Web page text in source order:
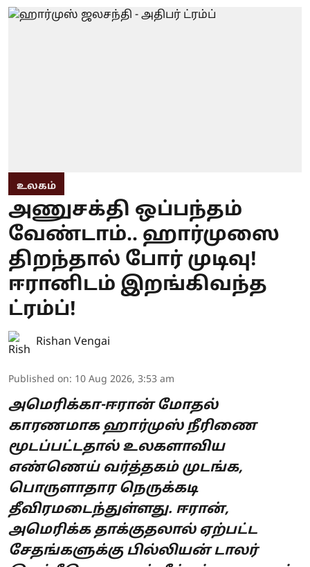
உலகம்
அணுசக்தி ஒப்பந்தம்
வேண்டாம்.. ஹார்முஸை
திறந்தால் போர் முடிவு!
ஈரானிடம் இறங்கிவந்த
ட்ரம்ப்!
Rishan Vengai
Published on: 10 Aug 2026, 3:53 am
அமெரிக்கா-ஈரான் மோதல்
காரணமாக ஹார்முஸ் நீரிணை
மூடப்பட்டதால் உலகளாவிய
எண்ணெய் வர்த்தகம் முடங்க,
பொருளாதார நெருக்கடி
தீவிரமடைந்துள்ளது. ஈரான்,
அமெரிக்க தாக்குதலால் ஏற்பட்ட
சேதங்களுக்கு பில்லியன் டாலர்